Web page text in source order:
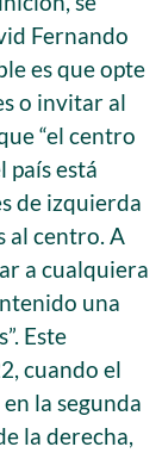
Fernando
es que opte
o invitar al
“el centro
país está
de izquierda
al centro. A
a cualquiera
una
Este
cuando el
la segunda
la derecha,